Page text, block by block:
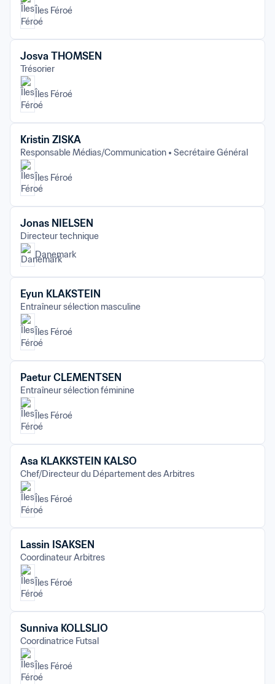
Îles Féroé
Josva THOMSEN
Trésorier
Îles Féroé
Kristin ZISKA
Responsable Médias/Communication Secrétaire Général
Îles Féroé
Jonas NIELSEN
Directeur technique
Danemark
Eyun KLAKSTEIN
Entraîneur sélection masculine
Îles Féroé
Paetur CLEMENTSEN
Entraîneur sélection féminine
Îles Féroé
Asa KLAKKSTEIN KALSO
Chef/Directeur du Département des Arbitres
Îles Féroé
Lassin ISAKSEN
Coordinateur Arbitres
Îles Féroé
Sunniva KOLLSLIO
Coordinatrice Futsal
Îles Féroé